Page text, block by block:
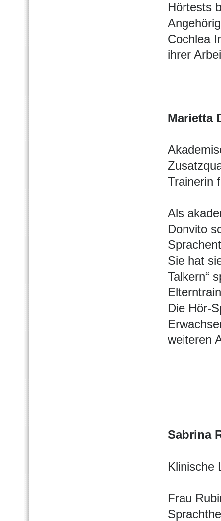
Hörtests
Cochlea
ihrer
Marietta
Trainerin
Als
Donvito
Sie hat
Talkern“
Die Hör-
weiteren
Sabrina
Klinische
Frau